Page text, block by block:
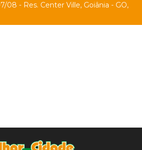
08 - Res. Center Ville, Goiânia - GO,